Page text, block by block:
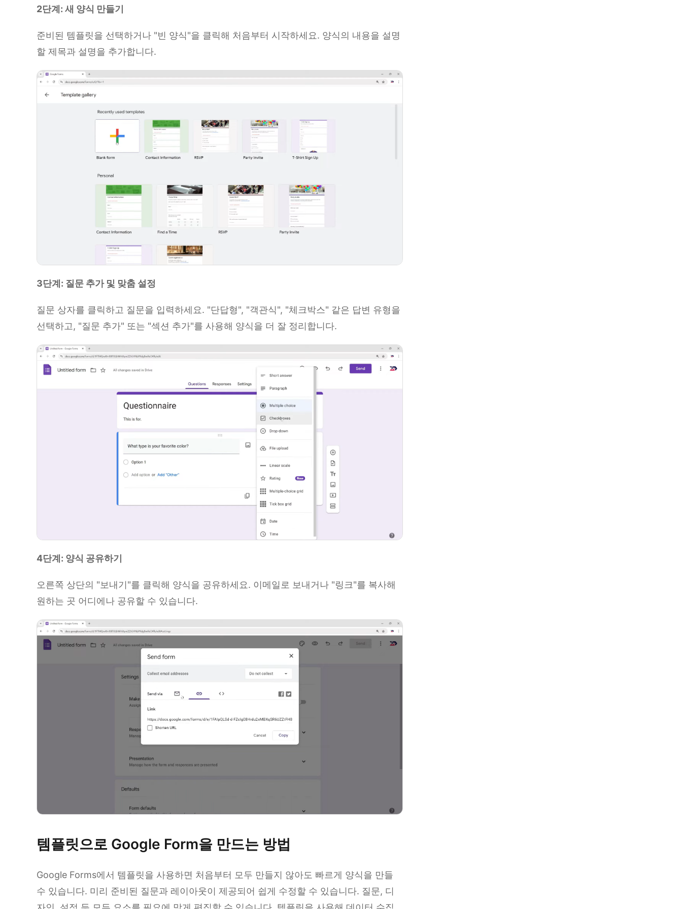
2단계: 새 양식 만들기
준비된 템플릿을 선택하거나 "빈 양식"을 클릭해 처음부터 시작하세요. 양식의 내용을 설명
할 제목과 설명을 추가합니다.
3단계: 질문 추가 및 맞춤 설정
질문 상자를 클릭하고 질문을 입력하세요. "단답형", "객관식", "체크박스" 같은 답변 유형을
선택하고, "질문 추가" 또는 "섹션 추가"를 사용해 양식을 더 잘 정리합니다.
4단계: 양식 공유하기
오른쪽 상단의 "보내기"를 클릭해 양식을 공유하세요. 이메일로 보내거나 "링크"를 복사해
원하는 곳 어디에나 공유할 수 있습니다.
템플릿으로 Google Form을 만드는 방법
Google Forms에서 템플릿을 사용하면 처음부터 모두 만들지 않아도 빠르게 양식을 만들
수 있습니다. 미리 준비된 질문과 레이아웃이 제공되어 쉽게 수정할 수 있습니다. 질문, 디